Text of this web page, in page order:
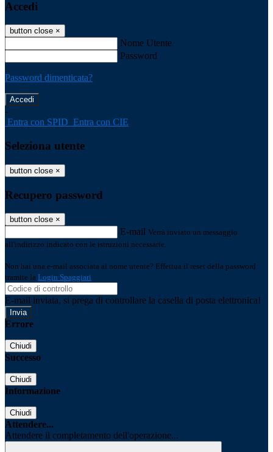
Accedi
button close ×
Nome Utente
Password
Password dimenticata?
-
Entra con SPID Entra con CIE
Seleziona utente
button close ×
Recupero password
button close ×
E-mail Verrà inviato un messaggio
all'indirizzo indicato con le istruzioni necessarie.
Non hai una e-mail associata al nome utente? Effettua il reset della password
tramite la Login Spaggiari
E-mail inviata, si prega di controllare la casella di posta elettronica!
Errore
Chiudi
Successo
Chiudi
Informazione
Chiudi
Attendere...
Attendere il completamento dell'operazione...